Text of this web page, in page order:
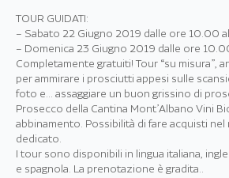
TOUR GUIDATI:
– Sabato 22 Giugno 2019 dalle ore 10.00
– Domenica 23 Giugno 2019 dalle ore
Completamente gratuiti! Tour “su misura”,
per ammirare i prosciutti appesi sulle
foto e… assaggiare un buon grissino di
Prosecco della Cantina Mont’Albano Vini
abbinamento. Possibilità di fare acquisti
dedicato.
I tour sono disponibili in lingua italiana,
e spagnola. La prenotazione è gradita..